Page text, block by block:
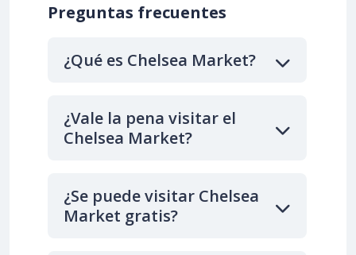
Preguntas frecuentes
¿Qué es Chelsea Market?
¿Vale la pena visitar el
Chelsea Market?
¿Se puede visitar Chelsea
Market gratis?